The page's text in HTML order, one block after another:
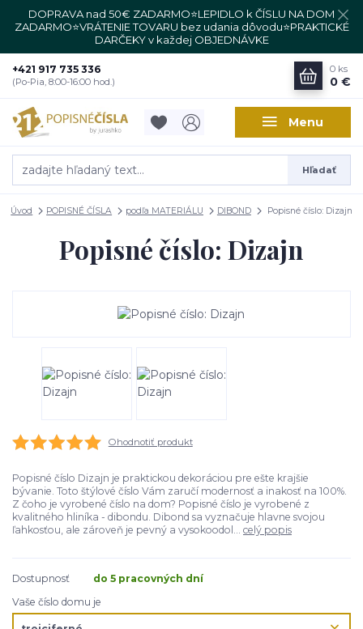
DOPRAVA nad 50€ ZADARMO⭐LEPIDLO k ČÍSLU NA DOM
ZADARMO⭐VRÁTENIE TOVARU bez udania dôvodu⭐PRAKTICKÉ
DARČEKY v každej OBJEDNÁVKE
Menu
Hľadať
+421 917 735 336
(Po-Pia, 8:00-16:00 hod.)
0 ks
0 €
Úvod POPISNÉ ČÍSLA podľa MATERIÁLU DIBOND Popisné číslo: Dizajn
Popisné číslo: Dizajn
Ohodnotiť produkt
Popisné číslo Dizajn je praktickou dekoráciou pre ešte krajšie
bývanie. Toto štýlové číslo Vám zaručí modernosť a inakosť na 100%.
Z čoho je vyrobené číslo na dom? Popisné číslo je vyrobené z
kvalitného hliníka - dibondu. Dibond sa vyznačuje hlavne svojou
ľahkosťou, ale zároveň je pevný a vysokoodol... celý popis
Dostupnosť
do 5 pracovných dní
Vaše číslo domu je